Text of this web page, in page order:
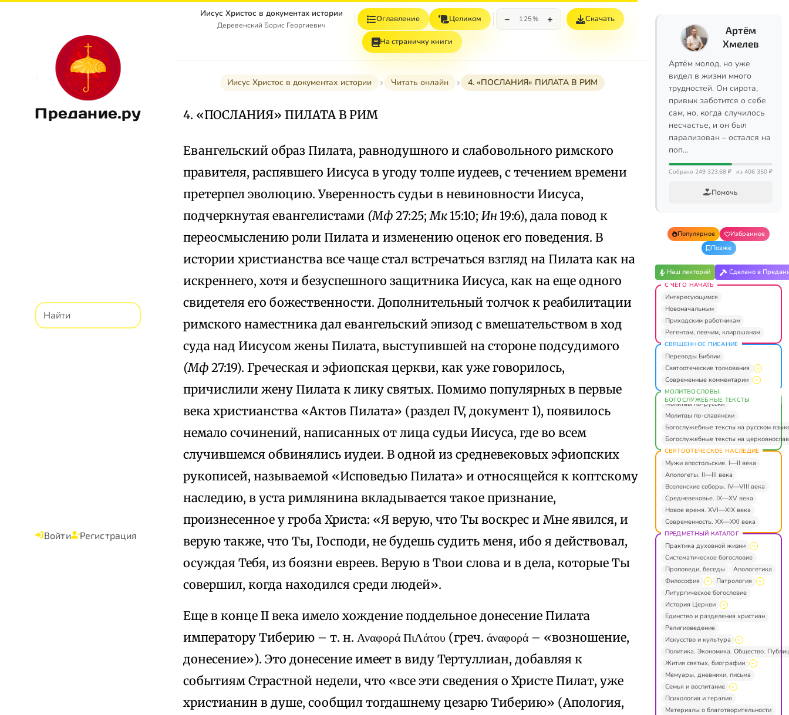
Предание.ру
Войти Регистрация
Иисус Христос в документах истории
Деревенский Борис Георгиевич
Оглавление Целиком − 125% + Скачать
На страничку книги
Иисус Христос в документах истории Читать онлайн 4. «ПОСЛАНИЯ» ПИЛАТА В РИМ
4. «ПОСЛАНИЯ» ПИЛАТА В РИМ
Евангельский образ Пилата, равнодушного и слабовольного римского
правителя, распявшего Иисуса в угоду толпе иудеев, с течением времени
претерпел эволюцию. Уверенность судьи в невиновности Иисуса,
подчеркнутая евангелистами (Мф 27:25; Мк 15:10; Ин 19:6), дала повод к
переосмыслению роли Пилата и изменению оценок его поведения. В
истории христианства все чаще стал встречаться взгляд на Пилата как на
искреннего, хотя и безуспешного защитника Иисуса, как на еще одного
свидетеля его божественности. Дополнительный толчок к реабилитации
римского наместника дал евангельский эпизод с вмешательством в ход
суда над Иисусом жены Пилата, выступившей на стороне подсудимого
(Мф 27:19). Греческая и эфиопская церкви, как уже говорилось,
причислили жену Пилата к лику святых. Помимо популярных в первые
века христианства «Актов Пилата» (раздел IV, документ 1), появилось
немало сочинений, написанных от лица судьи Иисуса, где во всем
случившемся обвинялись иудеи. В одной из средневековых эфиопских
рукописей, называемой «Исповедью Пилата» и относящейся к коптскому
наследию, в уста римлянина вкладывается такое признание,
произнесенное у гроба Христа: «Я верую, что Ты воскрес и Мне явился, и
верую также, что Ты, Господи, не будешь судить меня, ибо я действовал,
осуждая Тебя, из боязни евреев. Верую в Твои слова и в дела, которые Ты
совершил, когда находился среди людей».
Еще в конце II века имело хождение поддельное донесение Пилата
императору Тиберию – т. н. Αναφορά ΠιΛάτου (греч. άναφορά – «возношение,
донесение»). Это донесение имеет в виду Тертуллиан, добавляя к
событиям Страстной недели, что «все эти сведения о Христе Пилат, уже
христианин в душе, сообщил тогдашнему цезарю Тиберию» (Апология,
Артём
Хмелев
Артём молод, но уже
видел в жизни много
трудностей. Он сирота,
привык заботится о себе
сам, но, когда случилось
несчастье, и он был
парализован – остался на
поп…
Собрано 249 323,68 ₽ из 406 350 ₽
Помочь
Популярное
Избранное
Позже
Наш лекторий Сделано в
С ЧЕГО НАЧАТЬ
Интересующимся
Новоначальным
Приходским работникам
Регентам, певчим, клирошанам
СВЯЩЕННОЕ ПИСАНИЕ
Переводы Библии
Святоотеческие толкования
Современные комментарии
МОЛИТВОСЛОВЫ.
БОГОСЛУЖЕБНЫЕ ТЕКСТЫ
Молитвы по-русски
Молитвы по-славянски
Богослужебные тексты на русском
Богослужебные тексты на
СВЯТООТЕЧЕСКОЕ НАСЛЕДИЕ
Мужи апостольские. I—II века
Апологеты. II—III века
Вселенские соборы. IV—VIII века
Средневековье. IX—XV века
Новое время. XVI—XIX века
Современность. XX—XXI века
ПРЕДМЕТНЫЙ КАТАЛОГ
Практика духовной жизни
Систематическое богословие
Проповеди, беседы
Апологетика
Философия
Патрология
Литургическое богословие
История Церкви
Единство и разделения христиан
Религиоведение
Искусство и культура
Политика. Экономика. Общество.
Жития святых, биографии
Мемуары, дневники, письма
Семья и воспитание
Психология и терапия
Материалы о благотворительности